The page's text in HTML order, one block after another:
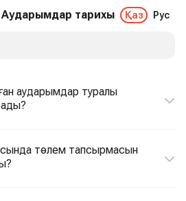
тарихы Қаз Рус
аударымдар туралы
төлем тапсырмасын